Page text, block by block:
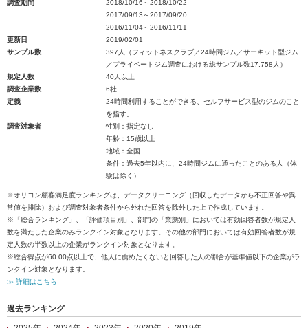
調査期間
2018/10/16～2018/10/22
2017/09/13～2017/09/20
2016/11/04～2016/11/11
更新日
2019/02/01
サンプル数
397人（フィットネスクラブ／24時間ジム／サーキット型ジム
／プライベートジム調査における総サンプル数17,758人）
規定人数
40人以上
調査企業数
6社
定義
24時間利用することができる、セルフサービス型のジムのこと
を指す。
調査対象者
性別：指定なし
年齢：15歳以上
地域：全国
条件：過去5年以内に、24時間ジムに通ったことのある人（体
験は除く）
※オリコン顧客満足度ランキングは、データクリーニング（回収したデータから不正回答や異
常値を排除）および調査対象者条件から外れた回答を除外した上で作成しています。
※「総合ランキング」、「評価項目別」、部門の「業態別」においては有効回答者数が規定人
数を満たした企業のみランクイン対象となります。その他の部門においては有効回答者数が規
定人数の半数以上の企業がランクイン対象となります。
※総合得点が60.00点以上で、他人に薦めたくないと回答した人の割合が基準値以下の企業がラ
ンクイン対象となります。
≫ 詳細はこちら
過去ランキング